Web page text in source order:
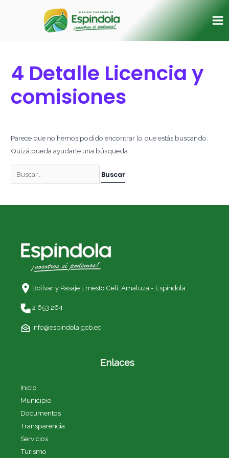
4 Detalle Licencia y
comisiones
Parece que no hemos podido encontrar lo que estás buscando.
Quizá pueda ayudarte una búsqueda.
Bolívar y Pasaje Ernesto Celi, Amaluza - Espíndola
2 653 264
info@espindola.gob.ec
Enlaces
Inicio
Municipio
Documentos
Transparencia
Servicios
Turismo